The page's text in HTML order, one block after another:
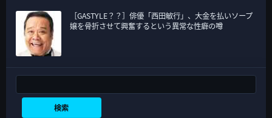
［GASTYLE？？］俳優「西田敏行」、大金を払いソープ
嬢を骨折させて興奮するという異常な性癖の噂
検索